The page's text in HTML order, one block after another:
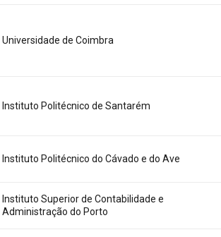
Universidade de Coimbra
Instituto Politécnico de Santarém
Instituto Politécnico do Cávado e do Ave
Instituto Superior de Contabilidade e
Administração do Porto